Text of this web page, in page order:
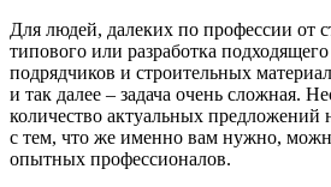
Для людей, далеких по профессии от
типового или разработка
подрядчиков и строительных
и так далее – задача очень сложная.
количество актуальных предложений
с тем, что же именно вам нужно,
опытных профессионалов.